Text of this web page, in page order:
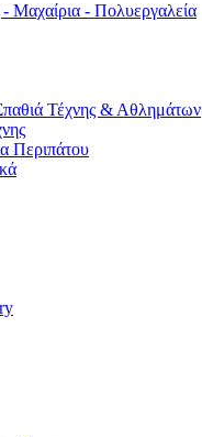
- Μαχαίρια - Πολυεργαλεία
Τέχνης & Αθλημάτων
Περιπάτου